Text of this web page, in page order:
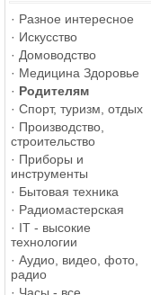
· Разное интересное
· Искусство
· Домоводство
· Медицина Здоровье
· Родителям
· Спорт, туризм, отдых
· Производство,
строительство
· Приборы и
инструменты
· Бытовая техника
· Радиомастерская
· IT - высокие
технологии
· Аудио, видео, фото,
радио